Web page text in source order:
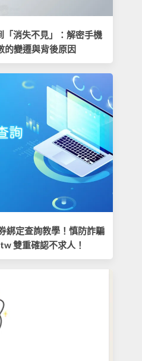
「消失不見」：解密手機
的變遷與背後原因
綁定查詢教學！慎防詐騙
雙重確認不求人！